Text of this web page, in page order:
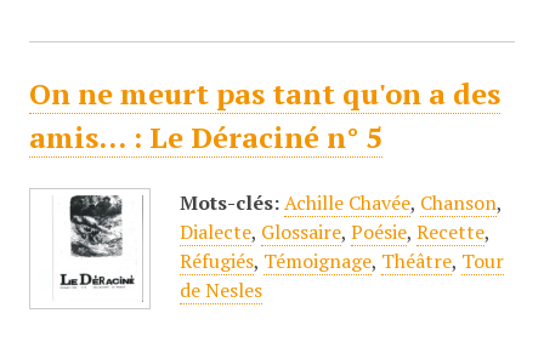
On ne meurt pas tant qu'on a des
amis... : Le Déraciné n° 5
Mots-clés: Achille Chavée, Chanson,
Dialecte, Glossaire, Poésie, Recette,
Réfugiés, Témoignage, Théâtre, Tour
de Nesles